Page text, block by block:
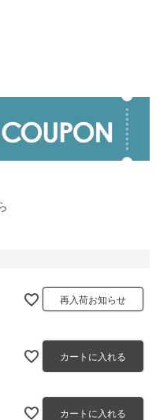
再入荷お知らせ
カートに入れる
カートに入れる